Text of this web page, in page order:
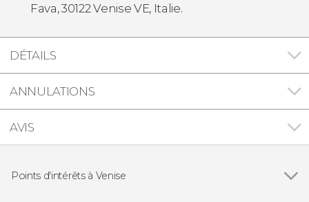
Fava, 30122 Venise VE, Italie.
DÉTAILS
ANNULATIONS
AVIS
Points d'intérêts à Venise